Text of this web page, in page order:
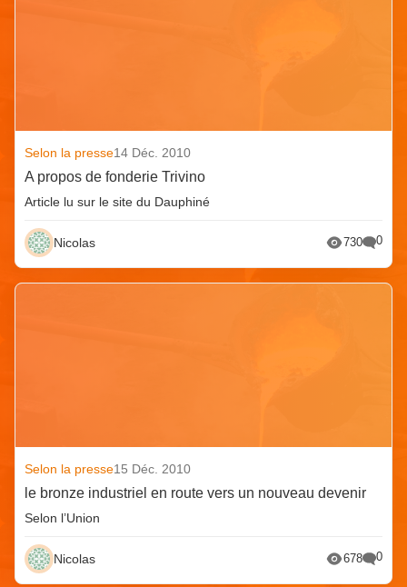
Selon la presse14 Déc. 2010
A propos de fonderie Trivino
Article lu sur le site du Dauphiné
Nicolas 730 0
Selon la presse15 Déc. 2010
le bronze industriel en route vers un nouveau devenir
Selon l’Union
Nicolas 678 0